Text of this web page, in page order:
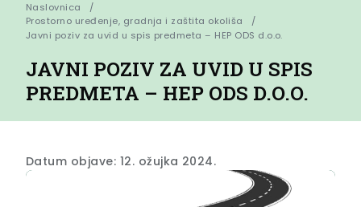
Naslovnica
Prostorno uređenje, gradnja i zaštita okoliša
Javni poziv za uvid u spis predmeta – HEP ODS d.o.o.
JAVNI POZIV ZA UVID U SPIS
PREDMETA – HEP ODS D.O.O.
Datum objave: 12. ožujka 2024.